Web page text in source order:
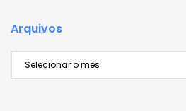
Arquivos